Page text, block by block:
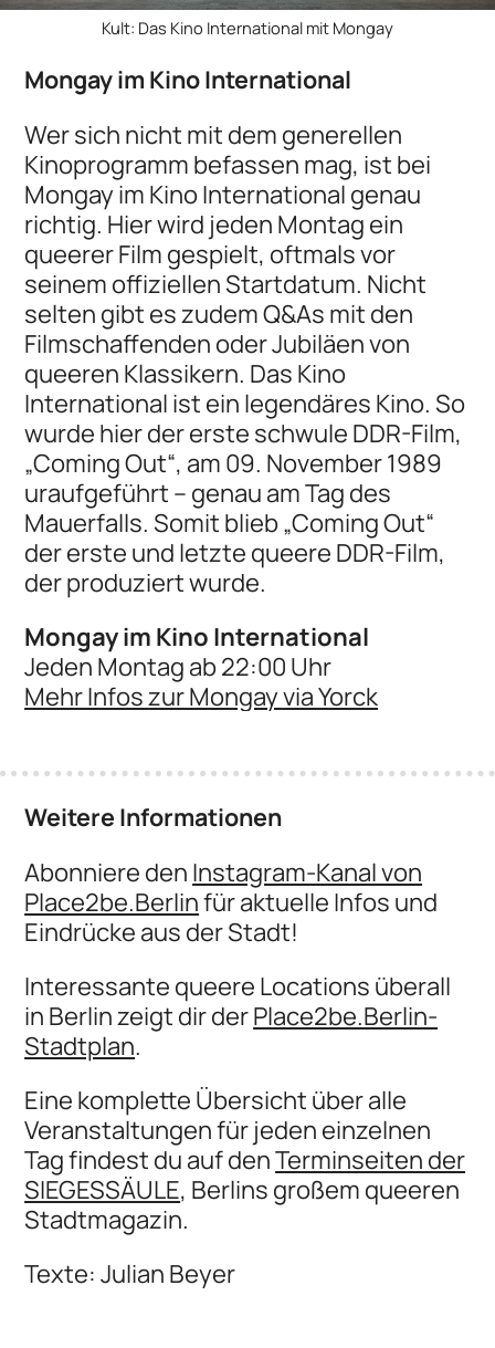
Kult: Das Kino International mit Mongay
Mongay im Kino International
Wer sich nicht mit dem generellen
Kinoprogramm befassen mag, ist bei
Mongay im Kino International genau
richtig. Hier wird jeden Montag ein
queerer Film gespielt, oftmals vor
seinem offiziellen Startdatum. Nicht
selten gibt es zudem Q&As mit den
Filmschaffenden oder Jubiläen von
queeren Klassikern. Das Kino
International ist ein legendäres Kino. So
wurde hier der erste schwule DDR-Film,
„Coming Out“, am 09. November 1989
uraufgeführt – genau am Tag des
Mauerfalls. Somit blieb „Coming Out“
der erste und letzte queere DDR-Film,
der produziert wurde.
Mongay im Kino International
Jeden Montag ab 22:00 Uhr
Mehr Infos zur Mongay via Yorck
Weitere Informationen
Abonniere denInstagram-Kanal von
Place2be.Berlinfür aktuelle Infos und
Eindrücke aus der Stadt!
Interessante queere Locations überall
in Berlin zeigt dir derPlace2be.Berlin-
Stadtplan.
Eine komplette Übersicht über alle
Veranstaltungen für jeden einzelnen
Tag findest du auf denTerminseiten der
SIEGESSÄULE, Berlins großem queeren
Stadtmagazin.
Texte: Julian Beyer